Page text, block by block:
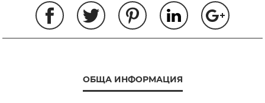
ОБЩА ИНФОРМАЦИЯ